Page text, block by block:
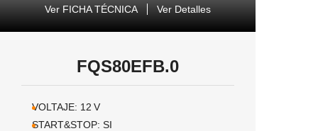
Ver FICHA TÉCNICA Ver Detalles
FQS80EFB.0
VOLTAJE: 12 V
START&STOP: SI